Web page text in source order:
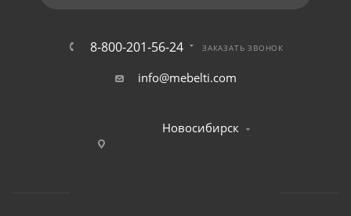
8-800-201-56-24 ЗАКАЗАТЬ ЗВОНОК
info@mebelti.com
Новосибирск